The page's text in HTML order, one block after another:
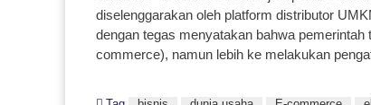
diselenggarakan oleh platform distributor
dengan tegas menyatakan bahwa
commerce), namun lebih ke melakukan